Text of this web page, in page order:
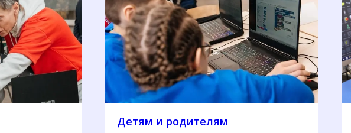
Детям и родителям